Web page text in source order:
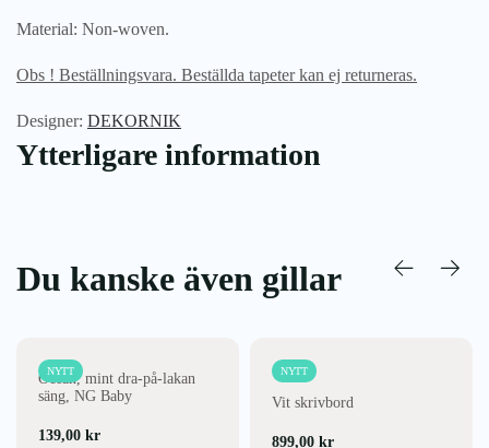
Material: Non-woven.
Obs ! Beställningsvara. Beställda tapeter kan ej returneras.
Designer: DEKORNIK
Ytterligare information
Du kanske även gillar
NYTT
Ocean, mint dra-på-lakan
säng, NG Baby
139,00 kr
NYTT
Vit skrivbord
899,00 kr